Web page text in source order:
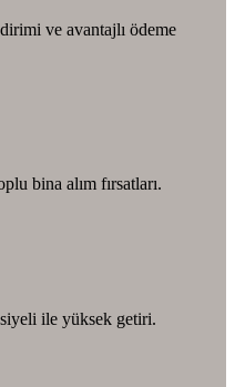
ve avantajlı ödeme
bina alım fırsatları.
ile yüksek getiri.